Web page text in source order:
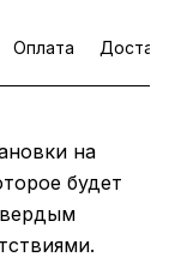
Оплата
на
будет